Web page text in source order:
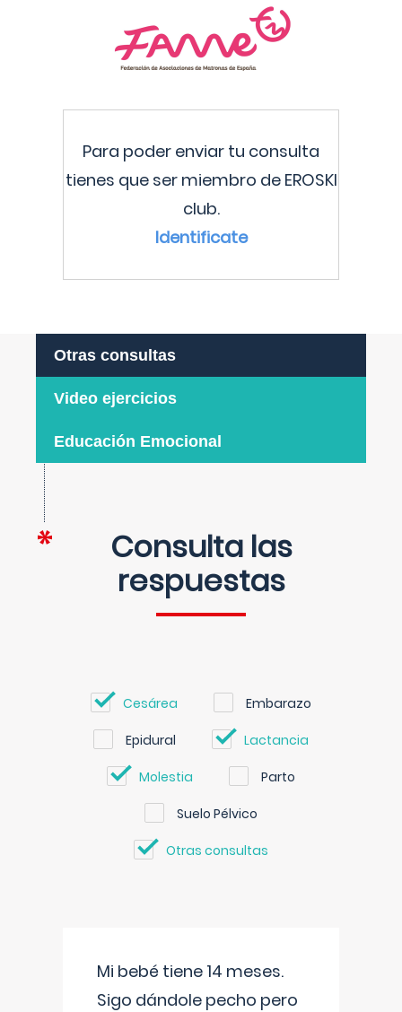
Para poder enviar tu consulta
tienes que ser miembro de EROSKI
club.
Identificate
Otras consultas
Video ejercicios
Educación Emocional
Consulta las
respuestas
Cesárea Embarazo
Epidural Lactancia
Molestia Parto
Suelo Pélvico
Otras consultas
Mi bebé tiene 14 meses.
Sigo dándole pecho pero